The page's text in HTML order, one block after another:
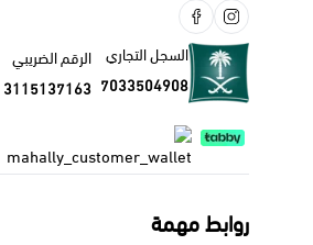
السجل التجاري
7033504908
الرقم الضريبي
3115137163
روابط مهمة